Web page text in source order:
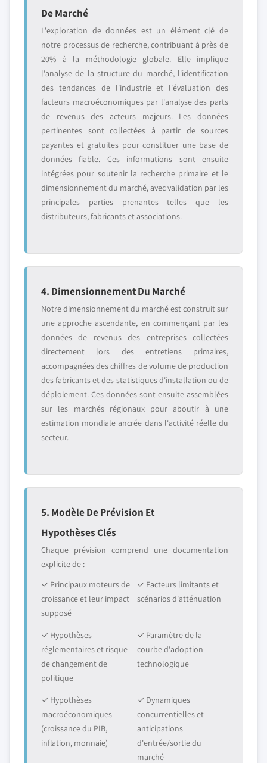
De Marché
L'exploration de données est un élément clé de
notre processus de recherche, contribuant à près de
20% à la méthodologie globale. Elle implique
l'analyse de la structure du marché, l'identification
des tendances de l'industrie et l'évaluation des
facteurs macroéconomiques par l'analyse des parts
de revenus des acteurs majeurs. Les données
pertinentes sont collectées à partir de sources
payantes et gratuites pour constituer une base de
données fiable. Ces informations sont ensuite
intégrées pour soutenir la recherche primaire et le
dimensionnement du marché, avec validation par les
principales parties prenantes telles que les
distributeurs, fabricants et associations.
4. Dimensionnement Du Marché
Notre dimensionnement du marché est construit sur
une approche ascendante, en commençant par les
données de revenus des entreprises collectées
directement lors des entretiens primaires,
accompagnées des chiffres de volume de production
des fabricants et des statistiques d'installation ou de
déploiement. Ces données sont ensuite assemblées
sur les marchés régionaux pour aboutir à une
estimation mondiale ancrée dans l'activité réelle du
secteur.
5. Modèle De Prévision Et
Hypothèses Clés
Chaque prévision comprend une documentation
explicite de :
✓ Principaux moteurs de
croissance et leur impact
supposé
✓ Facteurs limitants et
scénarios d'atténuation
✓ Hypothèses
réglementaires et risque
de changement de
politique
✓ Paramètre de la
courbe d'adoption
technologique
✓ Hypothèses
macroéconomiques
(croissance du PIB,
inflation, monnaie)
✓ Dynamiques
concurrentielles et
anticipations
d'entrée/sortie du
marché